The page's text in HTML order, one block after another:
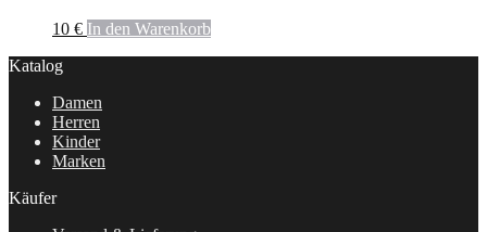
10 € In den Warenkorb
Katalog
Damen
Herren
Kinder
Marken
Käufer